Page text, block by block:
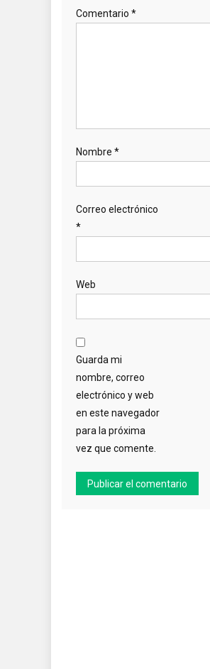
Comentario *
Nombre *
Correo electrónico
*
Web
Guarda mi
nombre, correo
electrónico y web
en este navegador
para la próxima
vez que comente.